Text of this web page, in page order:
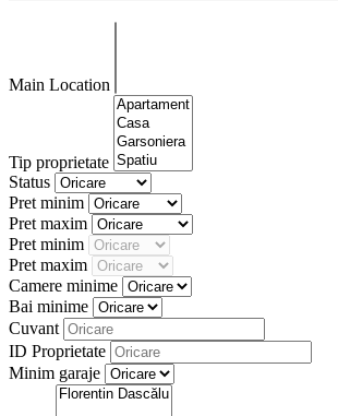
Main Location
Tip proprietate
Status
Pret minim
Pret maxim
Pret minim
Pret maxim
Camere minime
Bai minime
Cuvant
ID Proprietate
Minim garaje